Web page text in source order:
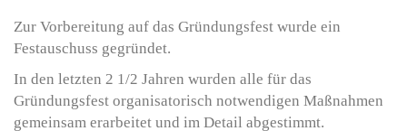
Zur Vorbereitung auf das Gründungsfest wurde ein
Festauschuss gegründet.
In den letzten 2 1/2 Jahren wurden alle für das
Gründungsfest organisatorisch notwendigen Maßnahmen
gemeinsam erarbeitet und im Detail abgestimmt.